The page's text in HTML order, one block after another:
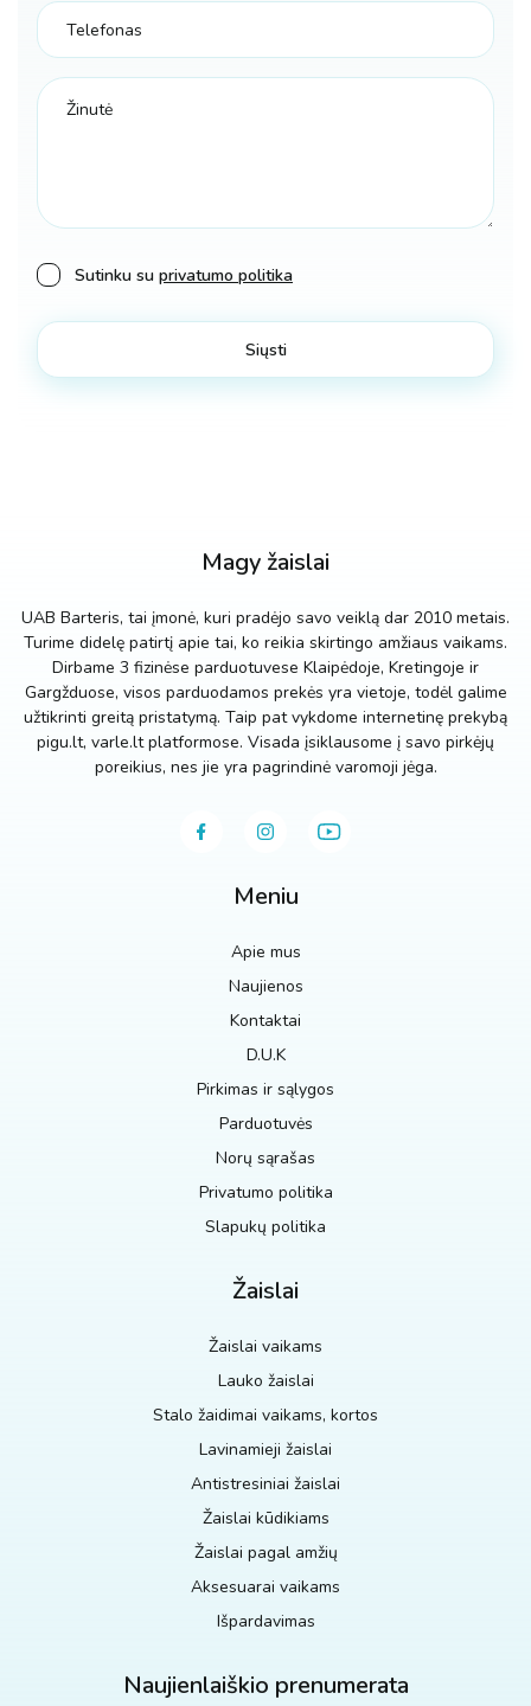
Sutinku su privatumo politika
Magy žaislai
UAB Barteris, tai įmonė, kuri pradėjo savo veiklą dar 2010 metais.
Turime didelę patirtį apie tai, ko reikia skirtingo amžiaus vaikams.
Dirbame 3 fizinėse parduotuvese Klaipėdoje, Kretingoje ir
Gargžduose, visos parduodamos prekės yra vietoje, todėl galime
užtikrinti greitą pristatymą. Taip pat vykdome internetinę prekybą
pigu.lt, varle.lt platformose. Visada įsiklausome į savo pirkėjų
poreikius, nes jie yra pagrindinė varomoji jėga.
Meniu
Apie mus
Naujienos
Kontaktai
D.U.K
Pirkimas ir sąlygos
Parduotuvės
Norų sąrašas
Privatumo politika
Slapukų politika
Žaislai
Žaislai vaikams
Lauko žaislai
Stalo žaidimai vaikams, kortos
Lavinamieji žaislai
Antistresiniai žaislai
Žaislai kūdikiams
Žaislai pagal amžių
Aksesuarai vaikams
Išpardavimas
Naujienlaiškio prenumerata